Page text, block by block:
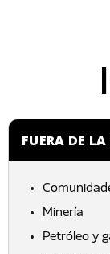
FUERA DE LA
Minería
Petróleo y